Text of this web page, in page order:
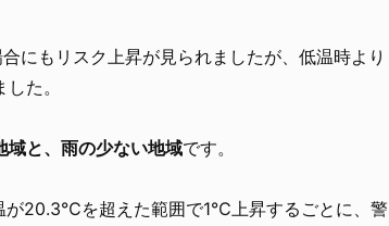
にもリスク上昇が見られましたが、低温時より
た。
域と、雨の少ない地域です。
が20.3℃を超えた範囲で1℃上昇するごとに、警